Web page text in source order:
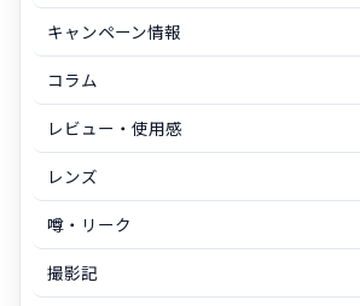
キャンペーン情報
コラム
レビュー・使用感
レンズ
噂・リーク
撮影記